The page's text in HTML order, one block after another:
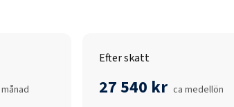
Efter skatt
27 540 kr ca medellön